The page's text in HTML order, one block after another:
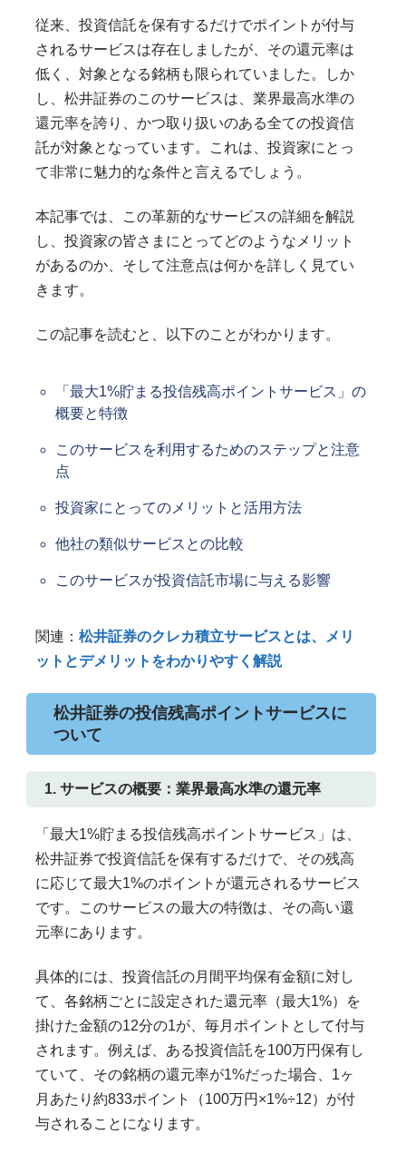
従来、投資信託を保有するだけでポイントが付与
されるサービスは存在しましたが、その還元率は
低く、対象となる銘柄も限られていました。しか
し、松井証券のこのサービスは、業界最高水準の
還元率を誇り、かつ取り扱いのある全ての投資信
託が対象となっています。これは、投資家にとっ
て非常に魅力的な条件と言えるでしょう。
本記事では、この革新的なサービスの詳細を解説
し、投資家の皆さまにとってどのようなメリット
があるのか、そして注意点は何かを詳しく見てい
きます。
この記事を読むと、以下のことがわかります。
「最大1%貯まる投信残高ポイントサービス」の
概要と特徴
このサービスを利用するためのステップと注意
点
投資家にとってのメリットと活用方法
他社の類似サービスとの比較
このサービスが投資信託市場に与える影響
関連： 松井証券のクレカ積立サービスとは、メリ
ットとデメリットをわかりやすく解説
松井証券の投信残高ポイントサービスに
ついて
1. サービスの概要：業界最高水準の還元率
「最大1%貯まる投信残高ポイントサービス」は、
松井証券で投資信託を保有するだけで、その残高
に応じて最大1%のポイントが還元されるサービス
です。このサービスの最大の特徴は、その高い還
元率にあります。
具体的には、投資信託の月間平均保有金額に対し
て、各銘柄ごとに設定された還元率（最大1%）を
掛けた金額の12分の1が、毎月ポイントとして付与
されます。例えば、ある投資信託を100万円保有し
ていて、その銘柄の還元率が1%だった場合、1ヶ
月あたり約833ポイント（100万円×1%÷12）が付
与されることになります。